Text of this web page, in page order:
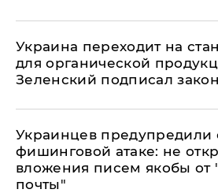
Украина переходит на
для органической
Зеленский подписал закон
Украинцев предупредили
фишинговой атаке: не
вложения писем якобы от
почты"